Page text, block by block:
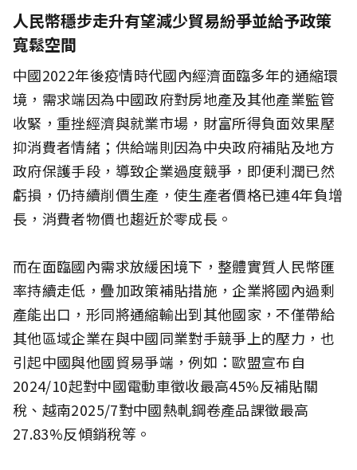
人民幣穩步走升有望減少貿易紛爭並給予政策
寬鬆空間
中國2022年後疫情時代國內經濟面臨多年的通縮環
境，需求端因為中國政府對房地產及其他產業監管
收緊，重挫經濟與就業市場，財富所得負面效果壓
抑消費者情緒；供給端則因為中央政府補貼及地方
政府保護手段，導致企業過度競爭，即便利潤已然
虧損，仍持續削價生產，使生產者價格已連4年負增
長，消費者物價也趨近於零成長。
而在面臨國內需求放緩困境下，整體實質人民幣匯
率持續走低，疊加政策補貼措施，企業將國內過剩
產能出口，形同將通縮輸出到其他國家，不僅帶給
其他區域企業在與中國同業對手競爭上的壓力，也
引起中國與他國貿易爭端，例如：歐盟宣布自
2024/10起對中國電動車徵收最高45%反補貼關
稅、越南2025/7對中國熱軋鋼卷產品課徵最高
27.83%反傾銷稅等。